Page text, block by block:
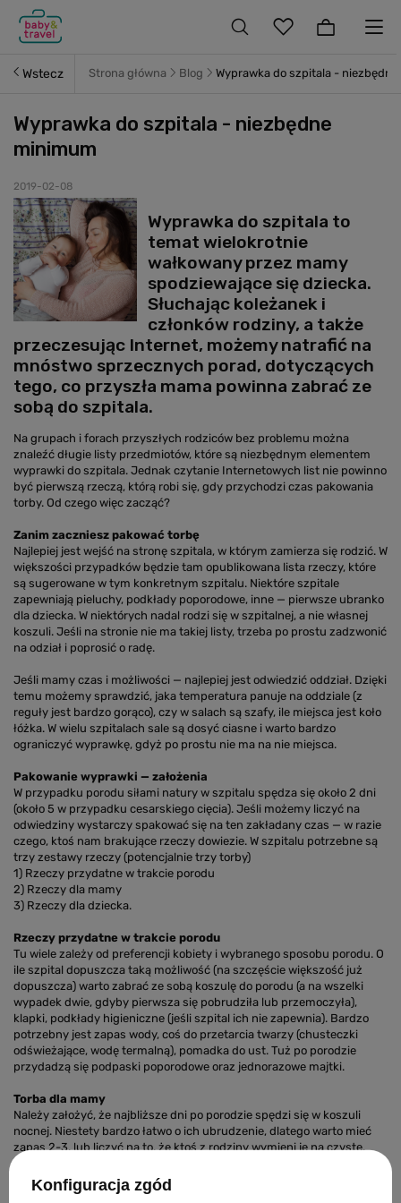
Wstecz Strona główna Blog Wyprawka do szpitala -
Wyprawka do szpitala - niezbędne
minimum
2019-02-08
Wyprawka do szpitala to
temat wielokrotnie
wałkowany przez mamy
spodziewające się dziecka.
Słuchając koleżanek i
członków rodziny, a także
przeczesując Internet, możemy natrafić na
mnóstwo sprzecznych porad, dotyczących
tego, co przyszła mama powinna zabrać ze
sobą do szpitala.
Na grupach i forach przyszłych rodziców bez problemu można
znaleźć długie listy przedmiotów, które są niezbędnym elementem
wyprawki do szpitala. Jednak czytanie Internetowych list nie powinno
być pierwszą rzeczą, którą robi się, gdy przychodzi czas pakowania
torby. Od czego więc zacząć?
Zanim zaczniesz pakować torbę
Najlepiej jest wejść na stronę szpitala, w którym zamierza się rodzić. W
większości przypadków będzie tam opublikowana lista rzeczy, które
są sugerowane w tym konkretnym szpitalu. Niektóre szpitale
zapewniają pieluchy, podkłady poporodowe, inne — pierwsze ubranko
dla dziecka. W niektórych nadal rodzi się w szpitalnej, a nie własnej
koszuli. Jeśli na stronie nie ma takiej listy, trzeba po prostu zadzwonić
na odział i poprosić o radę.
Jeśli mamy czas i możliwości — najlepiej jest odwiedzić oddział. Dzięki
temu możemy sprawdzić, jaka temperatura panuje na oddziale (z
reguły jest bardzo gorąco), czy w salach są szafy, ile miejsca jest koło
łóżka. W wielu szpitalach sale są dosyć ciasne i warto bardzo
ograniczyć wyprawkę, gdyż po prostu nie ma na nie miejsca.
Pakowanie wyprawki — założenia
W przypadku porodu siłami natury w szpitalu spędza się około 2 dni
(około 5 w przypadku cesarskiego cięcia). Jeśli możemy liczyć na
odwiedziny wystarczy spakować się na ten zakładany czas — w razie
czego, ktoś nam brakujące rzeczy dowiezie. W szpitalu potrzebne są
trzy zestawy rzeczy (potencjalnie trzy torby)
1) Rzeczy przydatne w trakcie porodu
2) Rzeczy dla mamy
3) Rzeczy dla dziecka.
Rzeczy przydatne w trakcie porodu
Tu wiele zależy od preferencji kobiety i wybranego sposobu porodu. O
ile szpital dopuszcza taką możliwość (na szczęście większość już
dopuszcza) warto zabrać ze sobą koszulę do porodu (a na wszelki
wypadek dwie, gdyby pierwsza się pobrudziła lub przemoczyła),
klapki, podkłady higieniczne (jeśli szpital ich nie zapewnia). Bardzo
potrzebny jest zapas wody, coś do przetarcia twarzy (chusteczki
odświeżające, wodę termalną), pomadka do ust. Tuż po porodzie
przydadzą się podpaski poporodowe oraz jednorazowe majtki.
Torba dla mamy
Należy założyć, że najbliższe dni po porodzie spędzi się w koszuli
nocnej. Niestety bardzo łatwo o ich ubrudzenie, dlatego warto mieć
zapas 2-3, lub liczyć na to, że ktoś z rodziny wymieni je na czyste.
Podpaski poporodowe zajmują dużo miejsca, ale niestety zużywa się
ich bardzo dużo, dlatego warto znaleźć miejsce na spory zapas. Poród
i karmienie piersią wywołują ogromne pragnienie — nie wahajmy się
Konfiguracja zgód